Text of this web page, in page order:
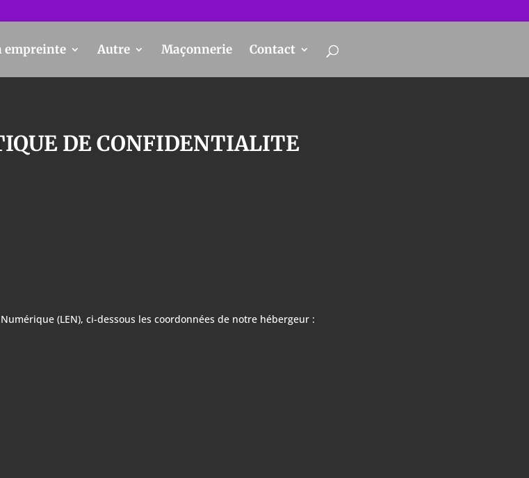
empreinte Autre Maçonnerie Contact
DE CONFIDENTIALITE
(LEN), ci-dessous les coordonnées de notre hébergeur :